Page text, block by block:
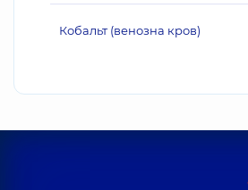
Кобальт (венозна кров)